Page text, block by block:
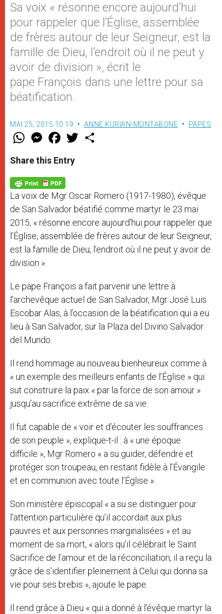
Sa voix « résonne encore aujourd’hui
pour rappeler que l’Église, assemblée
de frères autour de leur Seigneur, est la
famille de Dieu, l’endroit où il ne peut y
avoir de division », écrit le
pape François dans une lettre pour sa
béatification.
MAI 25, 2015 10:19 ANNE KURIAN-MONTABONE PAPES
W
t
s
p
p
M
e
s
e
g
e
r
F
a
e
b
o
k
w
Share this Entry
La voix de Mgr Oscar Romero (1917-1980), évêque
de San Salvador béatifié comme martyr le 23 mai
2015, « résonne encore aujourd’hui pour rappeler que
l’Église, assemblée de frères autour de leur Seigneur,
est la famille de Dieu, l’endroit où il ne peut y avoir de
division ».
Le pape François a fait parvenir une lettre à
l’archevêque actuel de San Salvador, Mgr José Luis
Escobar Alas, à l’occasion de la béatification qui a eu
lieu à San Salvador, sur la Plaza del Divino Salvador
del Mundo.
Il rend hommage au nouveau bienheureux comme à
« un exemple des meilleurs enfants de l’Église » qui
sut construire la paix « par la force de son amour »
jusqu’au sacrifice extrême de sa vie.
Il fut capable de « voir et d’écouter les souffrances
de son peuple », explique-t-il : à « une époque
difficile », Mgr Romero « a su guider, défendre et
protéger son troupeau, en restant fidèle à l’Évangile
et en communion avec toute l’Église ».
Son ministère épiscopal « a su se distinguer pour
l’attention particulière qu’il accordait aux plus
pauvres et aux personnes marginalisées » et au
moment de sa mort, « alors qu’il célébrait le Saint
Sacrifice de l’amour et de la réconciliation, il a reçu la
grâce de s’identifier pleinement à Celui qui donna sa
vie pour ses brebis », ajoute le pape.
Il rend grâce à Dieu « qui a donné à l’évêque martyr la